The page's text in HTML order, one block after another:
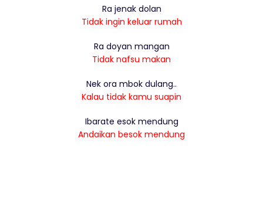
Ra jenak dolan
Tidak ingin keluar rumah
Ra doyan mangan
Tidak nafsu makan
Nek ora mbok dulang..
Kalau tidak kamu suapin
Ibarate esok mendung
Andaikan besok mendung